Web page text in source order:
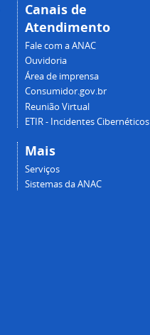
Canais de
Atendimento
Fale com a ANAC
Ouvidoria
Área de imprensa
Consumidor.gov.br
Reunião Virtual
ETIR - Incidentes Cibernéticos
Mais
Serviços
Sistemas da ANAC